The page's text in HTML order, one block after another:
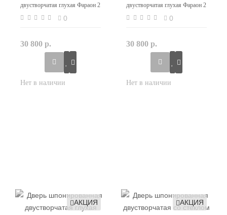
двустворчатая глухая Фараон 2
цвет дуб белая эмаль
0
30 800 р.
двустворчатая глухая Фараон 2
цвет мореный дуб светлый
0
30 800 р.
АКЦИЯ АКЦИЯ